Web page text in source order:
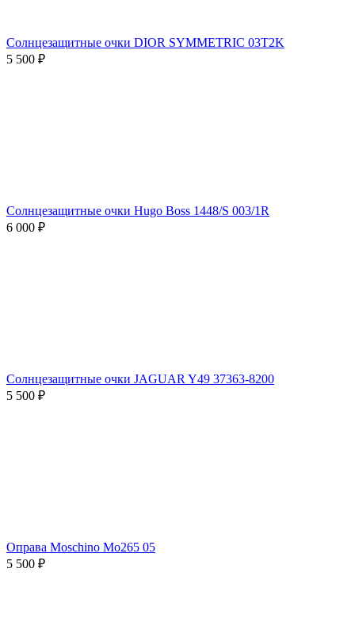
Солнцезащитные очки DIOR SYMMETRIC 03T2K
5 500 ₽
Солнцезащитные очки Hugo Boss 1448/S 003/1R
6 000 ₽
Солнцезащитные очки JAGUAR Y49 37363-8200
5 500 ₽
Оправа Moschino Mo265 05
5 500 ₽